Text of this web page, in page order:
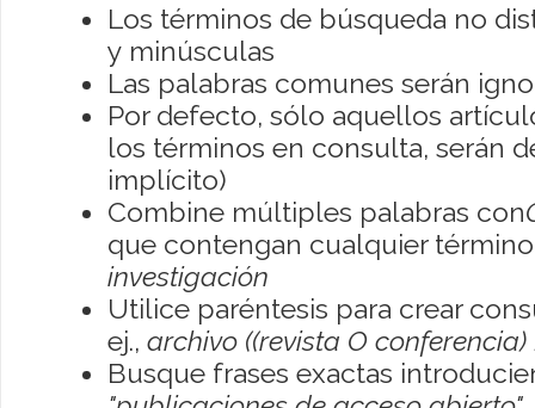
Los términos de búsqueda no
y minúsculas
Las palabras comunes serán
Por defecto, sólo aquellos
los términos en consulta, serán
implícito)
Combine múltiples palabras con
que contengan cualquier
investigación
Utilice paréntesis para crear
ej., archivo ((revista O conferencia)
Busque frases exactas